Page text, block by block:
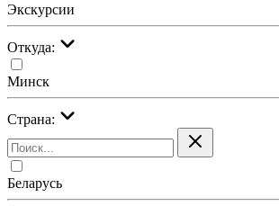
Экскурсии
Откуда:
Минск
Страна:
Беларусь